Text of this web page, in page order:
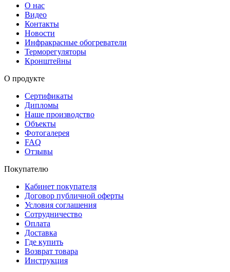
О нас
Видео
Контакты
Новости
Инфракрасные обогреватели
Терморегуляторы
Кронштейны
О продукте
Сертификаты
Дипломы
Наше производство
Объекты
Фотогалерея
FAQ
Отзывы
Покупателю
Кабинет покупателя
Договор публичной оферты
Условия соглашения
Сотрудничество
Оплата
Доставка
Где купить
Возврат товара
Инструкция